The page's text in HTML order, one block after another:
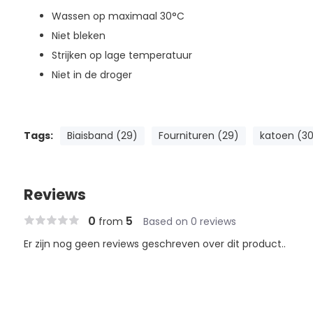
Wassen op maximaal 30°C
Niet bleken
Strijken op lage temperatuur
Niet in de droger
Tags: Biaisband (29) Fournituren (29) katoen
Reviews
0 from 5
Based on 0 reviews
Er zijn nog geen reviews geschreven over dit product..